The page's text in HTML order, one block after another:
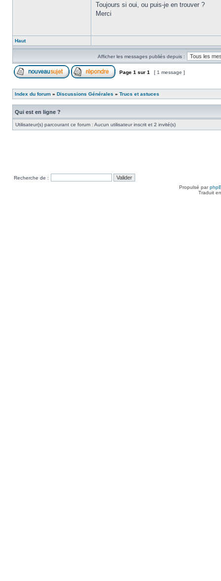
Toujours si oui, ou puis-je en trouver ?
Merci
Haut
Afficher les messages publiés depuis :
Page 1 sur 1 [ 1 message ]
Index du forum » Discussions Générales » Trucs et astuces
Qui est en ligne ?
Utilisateur(s) parcourant ce forum : Aucun utilisateur inscrit et 2 invité(s)
Recherche de :
Propulsé par
Traduit